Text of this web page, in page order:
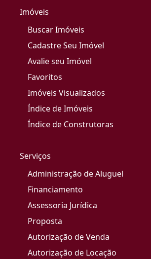
Imóveis
Buscar Imóveis
Cadastre Seu Imóvel
Avalie seu Imóvel
Favoritos
Imóveis Visualizados
Índice de Imóveis
Índice de Construtoras
Serviços
Administração de Aluguel
Financiamento
Assessoria Jurídica
Proposta
Autorização de Venda
Autorização de Locação